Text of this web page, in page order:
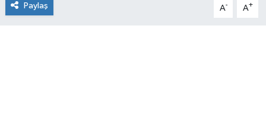
Paylaş A- A+